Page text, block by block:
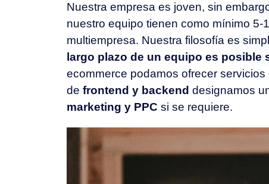
Nuestra empresa es joven, sin
nuestro equipo tienen como mínimo
multiempresa. Nuestra filosofía es
largo plazo de un equipo es
ecommerce podamos ofrecer servicios
de frontend y backend designamos
marketing y PPC si se requiere.